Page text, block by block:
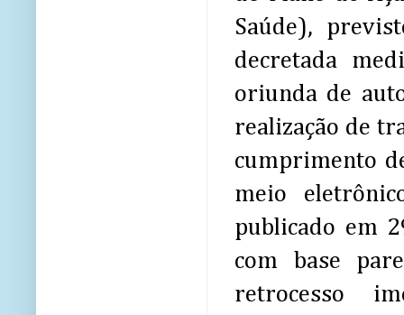
Saúde),
decretada
oriunda de
realização de
cumprimento
meio
publicado em
com base
retrocesso